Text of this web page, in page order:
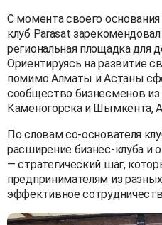
С момента своего
клуб Parasat
региональная площадка для
Ориентируясь на развитие
помимо Алматы и Астаны
сообщество бизнесменов из
Каменогорска и Шымкента,
По словам со-основателя
расширение бизнес-клуба и
— стратегический шаг,
предпринимателям из
эффективное